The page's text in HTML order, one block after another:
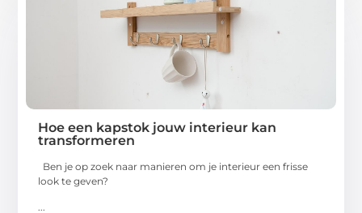
Hoe een kapstok jouw interieur kan
transformeren
Ben je op zoek naar manieren om je interieur een frisse
look te geven?
...